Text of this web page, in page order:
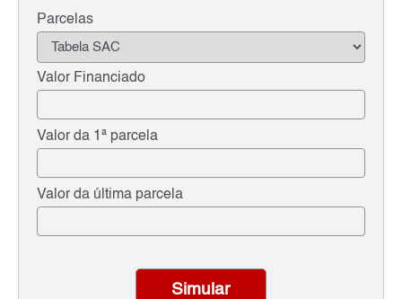
Parcelas
Valor Financiado
Valor da 1ª parcela
Valor da última parcela
Simular